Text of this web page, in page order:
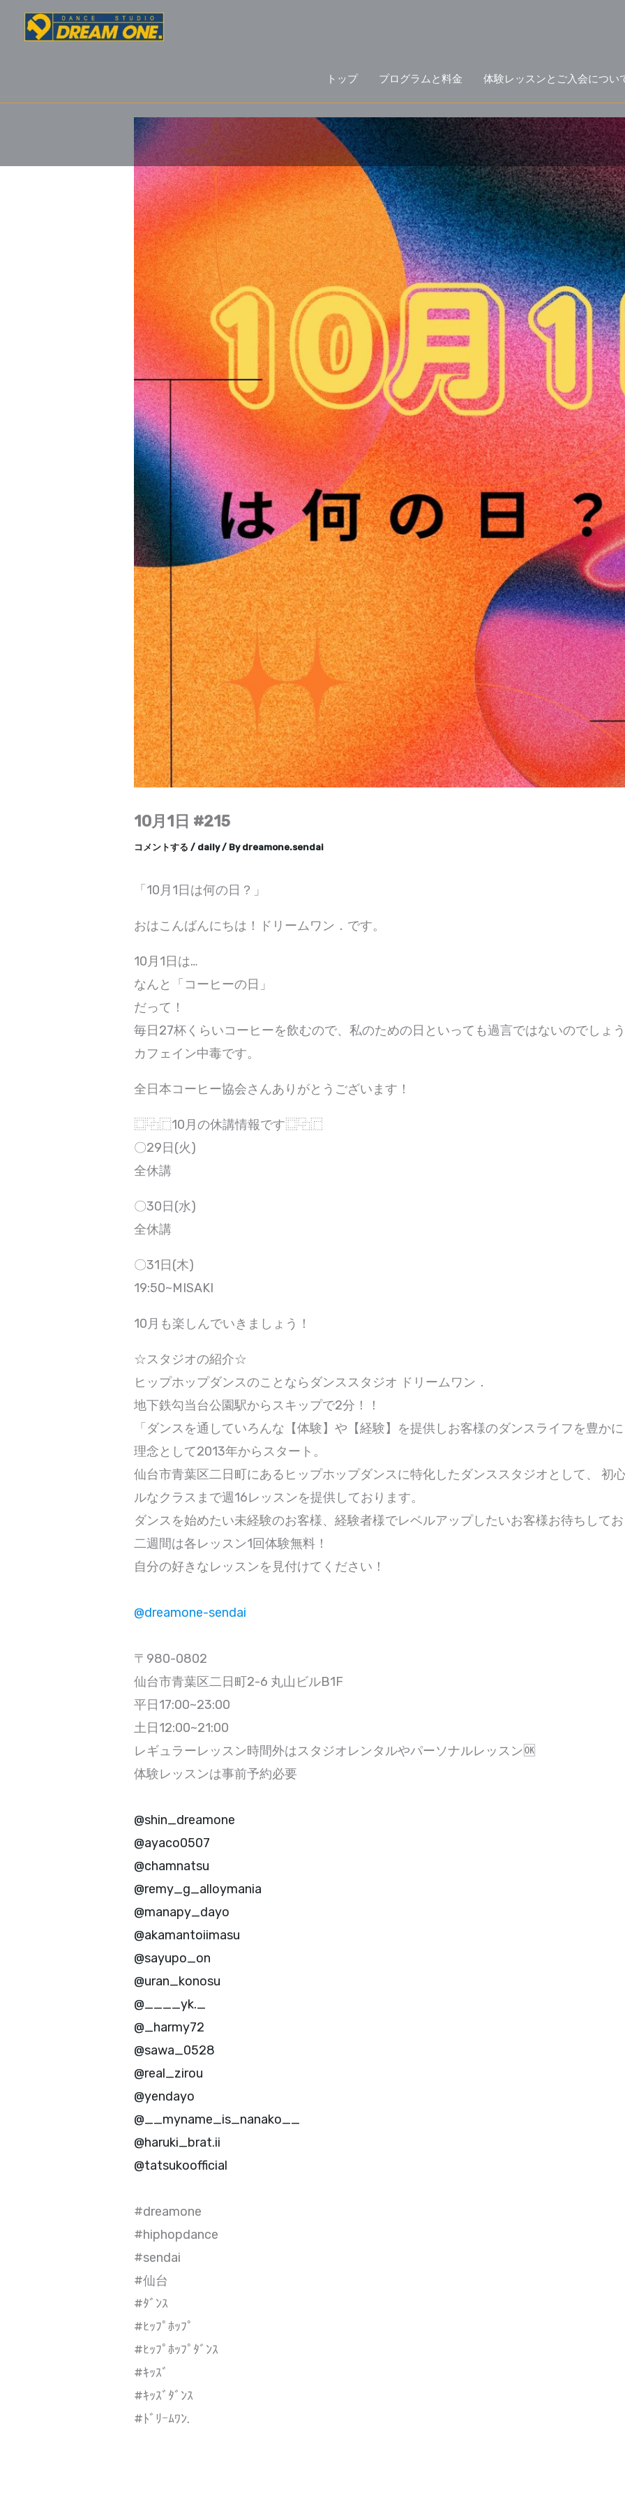
キ
トップ プログラムと料金 体験レッスンとご入会につい
10月1日 #215
コメントする / daily/ By dreamone.sendai
「10月1日は何の日？」
おはこんばんにちは！ドリームワン．です。
10月1日は…
なんと「コーヒーの日」
だって！
毎日27杯くらいコーヒーを飲むので、私のための日といっても過言ではないのでしょ
カフェイン中毒です。
全日本コーヒー協会さんありがとうございます！
⿴⿻⿸10月の休講情報です⿴⿻⿸
〇29日(火)
全休講
〇30日(水)
全休講
〇31日(木)
19:50~MISAKI
10月も楽しんでいきましょう！
☆スタジオの紹介☆
ヒップホップダンスのことならダンススタジオ ドリームワン．
地下鉄勾当台公園駅からスキップで2分！！
「ダンスを通していろんな【体験】や【経験】を提供しお客様のダンスライフを豊か
理念として2013年からスタート。
仙台市青葉区二日町にあるヒップホップダンスに特化したダンススタジオとして、 初
ルなクラスまで週16レッスンを提供しております。
ダンスを始めたい未経験のお客様、経験者様でレベルアップしたいお客様お待ちして
二週間は各レッスン1回体験無料！
自分の好きなレッスンを見付けてください！
@dreamone-sendai
〒980-0802
仙台市青葉区二日町2-6 丸山ビルB1F
平日17:00~23:00
土日12:00~21:00
レギュラーレッスン時間外はスタジオレンタルやパーソナルレッスン🆗
体験レッスンは事前予約必要
@shin_dreamone
@ayaco0507
@chamnatsu
@remy_g_alloymania
@manapy_dayo
@akamantoiimasu
@sayupo_on
@uran_konosu
@____yk._
@_harmy72
@sawa_0528
@real_zirou
@yendayo
@__myname_is_nanako__
@haruki_brat.ii
@tatsukoofficial
#dreamone
#hiphopdance
#sendai
#仙台
#ﾀﾞﾝｽ
#ﾋｯﾌﾟﾎｯﾌﾟ
#ﾋｯﾌﾟﾎｯﾌﾟﾀﾞﾝｽ
#ｷｯｽﾞ
#ｷｯｽﾞﾀﾞﾝｽ
#ﾄﾞﾘｰﾑﾜﾝ.